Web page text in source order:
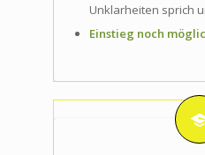
Unklarheiten sprich
Einstieg noch